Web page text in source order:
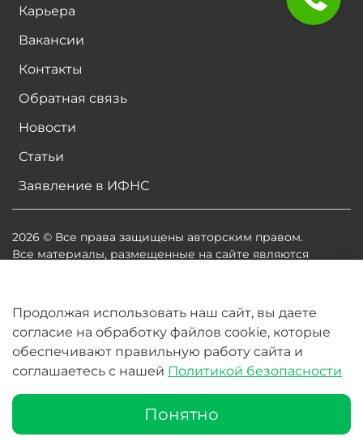
В корзину
Карьера
Вакансии
Контакты
Обратная связь
Новости
Статьи
Заявление в ИФНС
2026 © Все права защищены авторским правом.
Все материалы, размещенные на сайте являются
владельцев сайта есть соглашение о размещении
материалов. Копирование любой информации может
повлечь за собой судебное разбирательство.
Продолжая использовать наш сайт, вы даете
согласие на обработку файлов cookie, которые
обеспечивают правильную работу сайта и
соглашаетесь с нашей Политикой безопасности
Понятно